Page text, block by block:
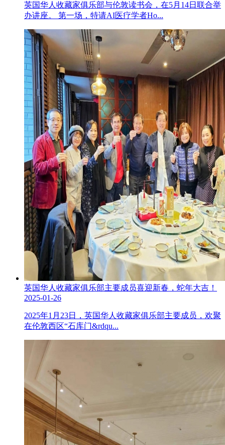
英国华人收藏家俱乐部与伦敦读书会，在5月14日联合举
办讲座。 第一场，特请AI医疗学者Ho...
英国华人收藏家俱乐部主要成员喜迎新春，蛇年大吉！
2025-01-26
2025年1月23日，英国华人收藏家俱乐部主要成员，欢聚
在伦敦西区“石库门&rdqu...